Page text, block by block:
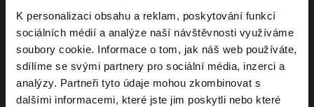
K personalizaci obsahu a reklam, poskytování funkcí
sociálních médií a analýze naší návštěvnosti využíváme
soubory cookie. Informace o tom, jak náš web používáte,
sdílíme se svými partnery pro sociální média, inzerci a
analýzy. Partneři tyto údaje mohou zkombinovat s
dalšími informacemi, které jste jim poskytli nebo které